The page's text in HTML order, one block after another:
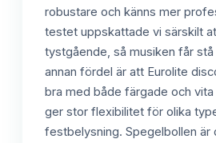
robustare och känns mer
testet uppskattade vi särskilt
tystgående, så musiken får stå
annan fördel är att Eurolite
bra med både färgade och
ger stor flexibilitet för olika
festbelysning. Spegelbollen är